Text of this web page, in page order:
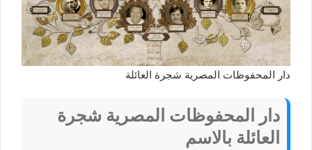
دار المحفوظات المصرية شجرة العائلة
دار المحفوظات المصرية شجرة
العائلة بالاسم